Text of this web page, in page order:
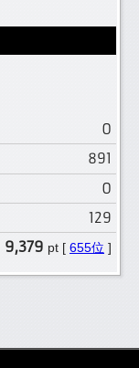
0
891
0
129
9,379 pt [ 655位 ]